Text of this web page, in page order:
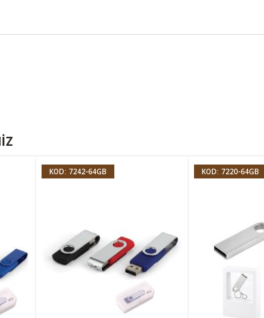
KOD: 7242-64GB KOD: 7220-64GB